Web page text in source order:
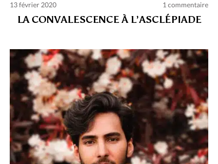
13 février 2020 1 commentaire
LA CONVALESCENCE À L’ASCLÉPIADE